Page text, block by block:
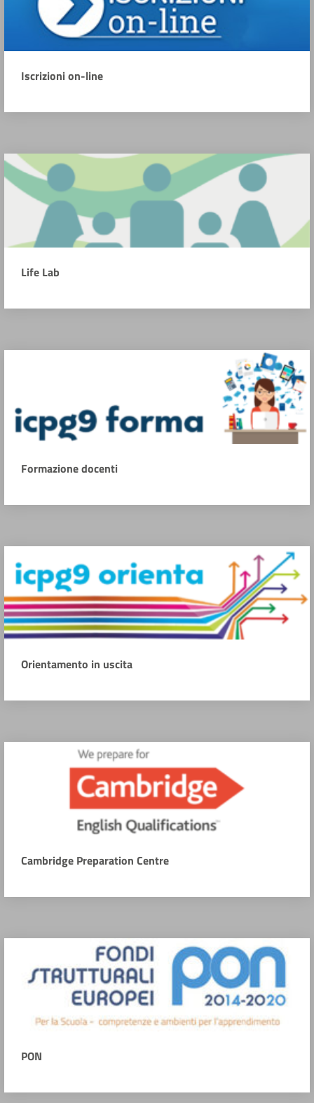
Iscrizioni on-line
Life Lab
Formazione docenti
Orientamento in uscita
Cambridge Preparation Centre
PON